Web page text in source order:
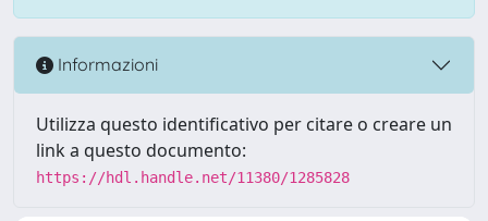
Informazioni
Utilizza questo identificativo per citare o creare un
link a questo documento:
https://hdl.handle.net/11380/1285828